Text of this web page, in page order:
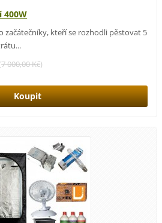
400W
začátečníky, kteří se rozhodli pěstovat 5
7 000,00 Kč)